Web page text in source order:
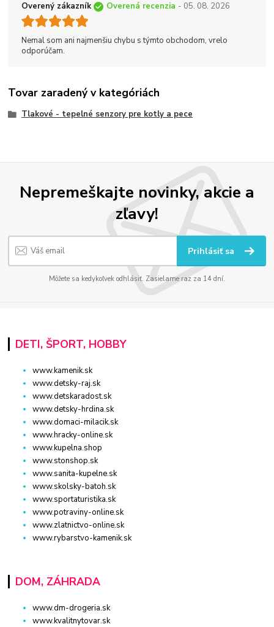
Overený zákazník Overená recenzia - 05. 08. 2026
Nemal som ani najmenšiu chybu s týmto obchodom, vrelo
odporúčam.
Tovar zaradený v kategóriách
Tlakové - tepelné senzory pre kotly a pece
Nepremeškajte novinky, akcie a
zľavy!
Prihlásiť sa
Môžete sa kedykoľvek odhlásiť. Zasielame raz za 14 dní.
DETI, ŠPORT, HOBBY
www.kamenik.sk
www.detsky-raj.sk
www.detskaradost.sk
www.detsky-hrdina.sk
www.domaci-milacik.sk
www.hracky-online.sk
www.kupelna.shop
www.stonshop.sk
www.sanita-kupelne.sk
www.skolsky-batoh.sk
www.sportaturistika.sk
www.potraviny-online.sk
www.zlatnictvo-online.sk
www.rybarstvo-kamenik.sk
DOM, ZÁHRADA
www.dm-drogeria.sk
www.kvalitnytovar.sk